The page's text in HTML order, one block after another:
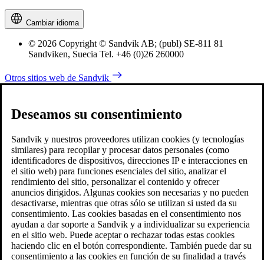
Cambiar idioma
© 2026 Copyright © Sandvik AB; (publ) SE-811 81
Sandviken, Suecia Tel. +46 (0)26 260000
Otros sitios web de Sandvik
Deseamos su consentimiento
Sandvik y nuestros proveedores utilizan cookies (y tecnologías
similares) para recopilar y procesar datos personales (como
identificadores de dispositivos, direcciones IP e interacciones en
el sitio web) para funciones esenciales del sitio, analizar el
rendimiento del sitio, personalizar el contenido y ofrecer
anuncios dirigidos. Algunas cookies son necesarias y no pueden
desactivarse, mientras que otras sólo se utilizan si usted da su
consentimiento. Las cookies basadas en el consentimiento nos
ayudan a dar soporte a Sandvik y a individualizar su experiencia
en el sitio web. Puede aceptar o rechazar todas estas cookies
haciendo clic en el botón correspondiente. También puede dar su
consentimiento a las cookies en función de su finalidad a través